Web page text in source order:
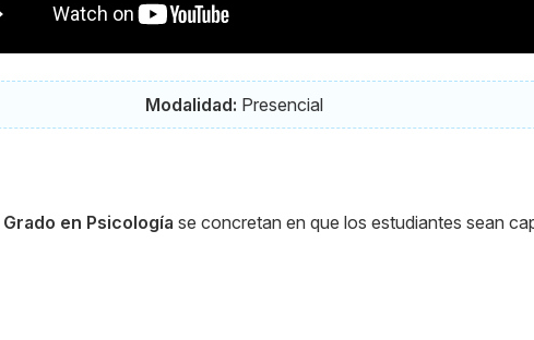
Modalidad: Presencial
Grado en Psicología se concretan en que los estudiantes sean